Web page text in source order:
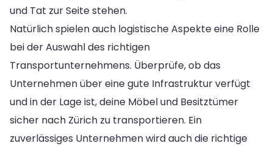
und Tat zur Seite stehen.
Natürlich spielen auch logistische Aspekte eine Rolle
bei der Auswahl des richtigen
Transportunternehmens. Überprüfe, ob das
Unternehmen über eine gute Infrastruktur verfügt
und in der Lage ist, deine Möbel und Besitztümer
sicher nach Zürich zu transportieren. Ein
zuverlässiges Unternehmen wird auch die richtige